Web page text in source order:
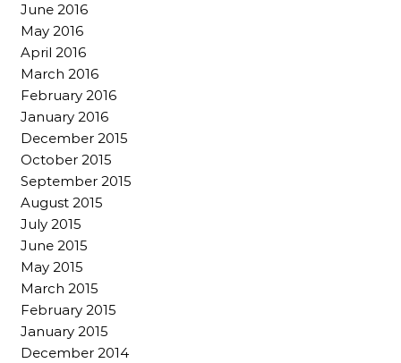
June 2016
May 2016
April 2016
March 2016
February 2016
January 2016
December 2015
October 2015
September 2015
August 2015
July 2015
June 2015
May 2015
March 2015
February 2015
January 2015
December 2014